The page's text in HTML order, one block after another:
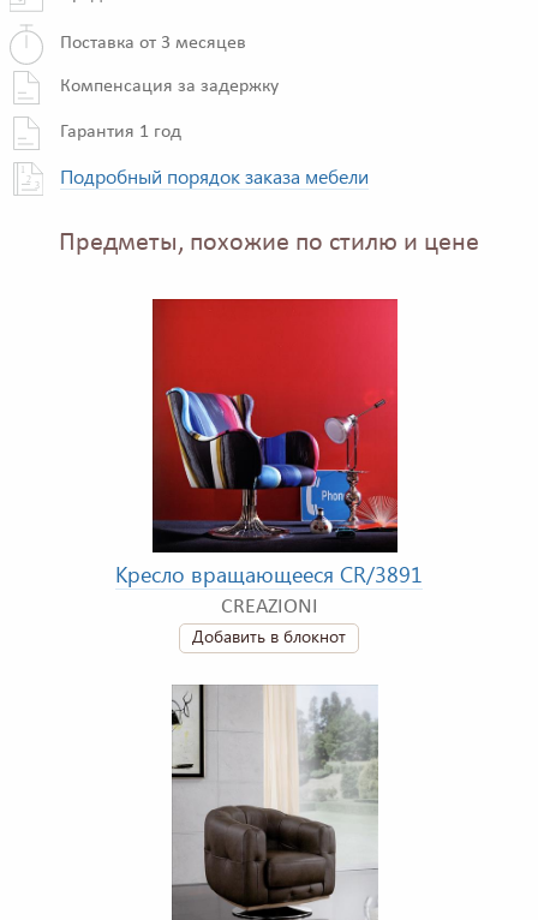
Поставка от 3 месяцев
Компенсация за задержку
Гарантия 1 год
Подробный порядок заказа мебели
Предметы, похожие по стилю и цене
Кресло вращающееся CR/3891
CREAZIONI
Добавить в блокнот